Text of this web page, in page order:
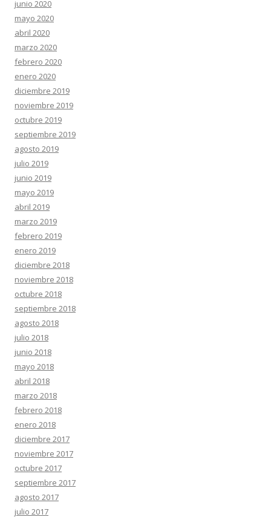
junio 2020
mayo 2020
abril 2020
marzo 2020
febrero 2020
enero 2020
diciembre 2019
noviembre 2019
octubre 2019
septiembre 2019
agosto 2019
julio 2019
junio 2019
mayo 2019
abril 2019
marzo 2019
febrero 2019
enero 2019
diciembre 2018
noviembre 2018
octubre 2018
septiembre 2018
agosto 2018
julio 2018
junio 2018
mayo 2018
abril 2018
marzo 2018
febrero 2018
enero 2018
diciembre 2017
noviembre 2017
octubre 2017
septiembre 2017
agosto 2017
julio 2017